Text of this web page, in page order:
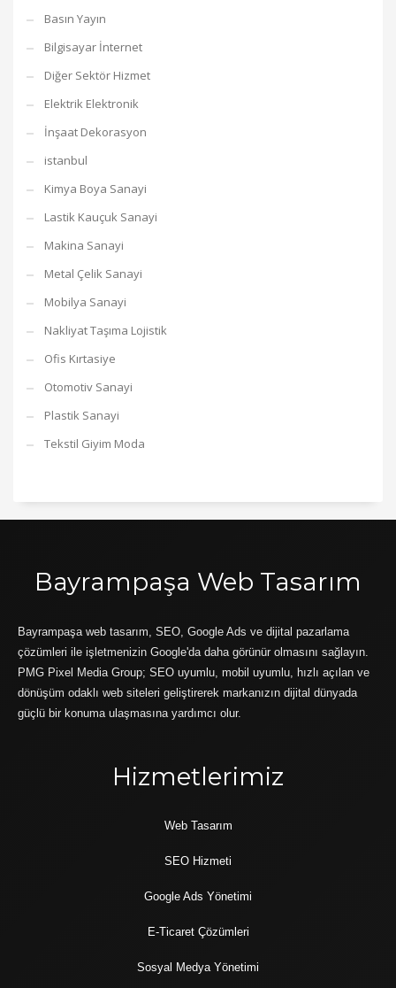
Basın Yayın
Bilgisayar İnternet
Diğer Sektör Hizmet
Elektrik Elektronik
İnşaat Dekorasyon
istanbul
Kimya Boya Sanayi
Lastik Kauçuk Sanayi
Makina Sanayi
Metal Çelik Sanayi
Mobilya Sanayi
Nakliyat Taşıma Lojistik
Ofis Kırtasiye
Otomotiv Sanayi
Plastik Sanayi
Tekstil Giyim Moda
Bayrampaşa Web Tasarım
Bayrampaşa web tasarım, SEO, Google Ads ve dijital pazarlama
çözümleri ile işletmenizin Google'da daha görünür olmasını sağlayın.
PMG Pixel Media Group; SEO uyumlu, mobil uyumlu, hızlı açılan ve
dönüşüm odaklı web siteleri geliştirerek markanızın dijital dünyada
güçlü bir konuma ulaşmasına yardımcı olur.
Hizmetlerimiz
Web Tasarım
SEO Hizmeti
Google Ads Yönetimi
E-Ticaret Çözümleri
Sosyal Medya Yönetimi